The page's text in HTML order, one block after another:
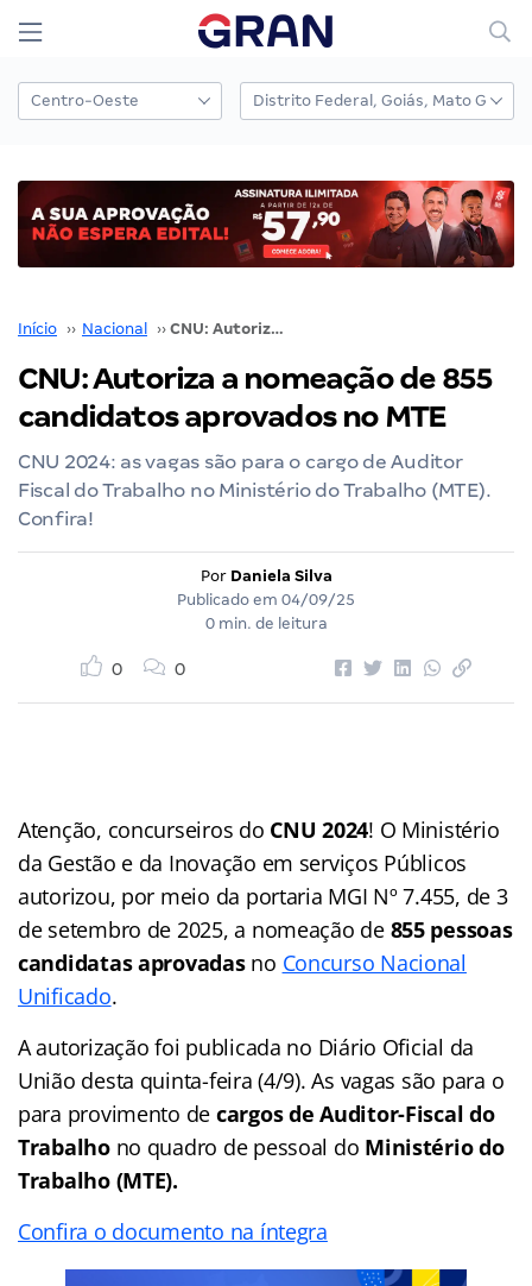
Início ›› Nacional ›› CNU: Autoriza a nomeação de 855 candidatos aprovados no MTE
CNU: Autoriza a nomeação de 855
candidatos aprovados no MTE
CNU 2024: as vagas são para o cargo de Auditor
Fiscal do Trabalho no Ministério do Trabalho (MTE).
Confira!
Por Daniela Silva
Publicado em 04/09/25
0 min. de leitura
0 0
Atenção, concurseiros do CNU 2024! O Ministério
da Gestão e da Inovação em serviços Públicos
autorizou, por meio da portaria MGI Nº 7.455, de 3
de setembro de 2025, a nomeação de 855 pessoas
candidatas aprovadasno Concurso Nacional
Unificado.
A autorização foi publicada no Diário Oficial da
União desta quinta-feira (4/9). As vagas são para o
para provimento de cargos de Auditor-Fiscal do
Trabalho no quadro de pessoal do Ministério do
Trabalho (MTE).
Confira o documento na íntegra